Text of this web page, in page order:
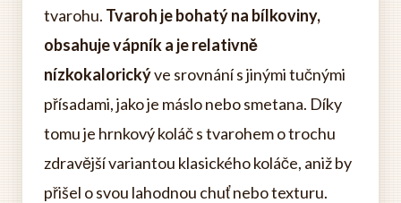
tvarohu. Tvaroh je bohatý na bílkoviny,
obsahuje vápník a je relativně
nízkokalorickýve srovnání s jinými tučnými
přísadami, jako je máslo nebo smetana. Díky
tomu je hrnkový koláč s tvarohem o trochu
zdravější variantou klasického koláče, aniž by
přišel o svou lahodnou chuť nebo texturu.